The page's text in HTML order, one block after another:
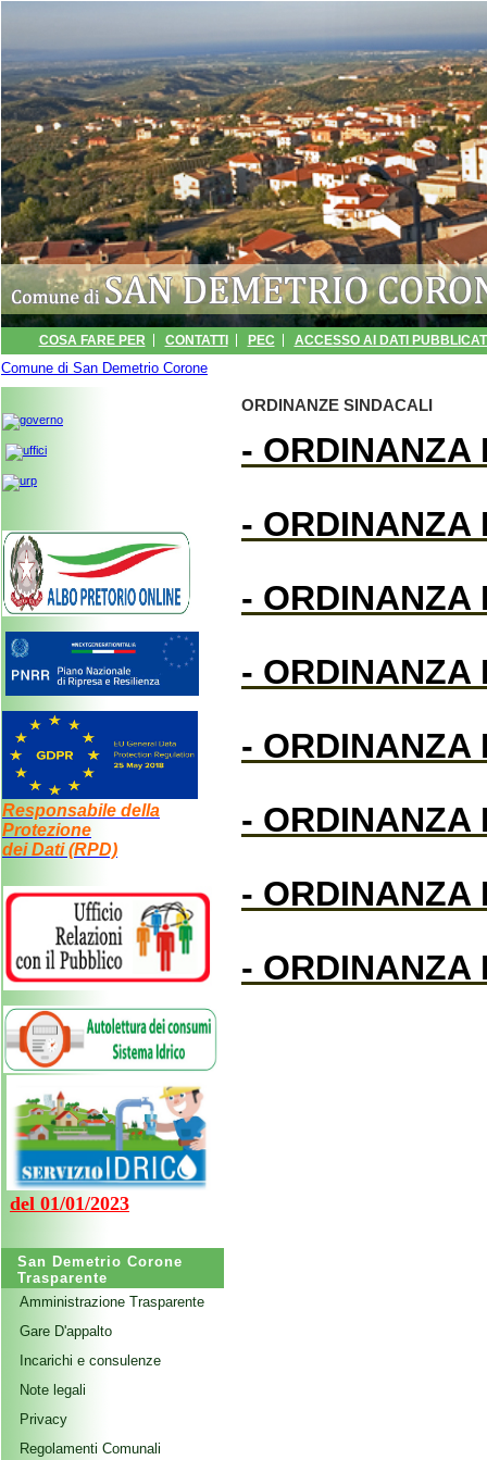
COSA FARE PER CONTATTI PEC
ACCESSO AI DATI
INFORMATIVA
ARCHIVIO EVENTI
Comune di San Demetrio Corone
Responsabile della
Protezione
dei Dati (RPD)
del 01/01/2023
San Demetrio Corone
Trasparente
Amministrazione Trasparente
Gare D'appalto
Incarichi e consulenze
Note legali
Privacy
Regolamenti Comunali
ORDINANZE SINDACALI
- ORDINANZA
- ORDINANZA
- ORDINANZA
- ORDINANZA
- ORDINANZA
- ORDINANZA
-
- ORDINANZA